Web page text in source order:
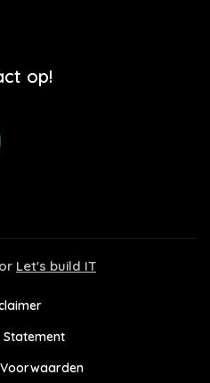
op!
Let's build IT
Statement